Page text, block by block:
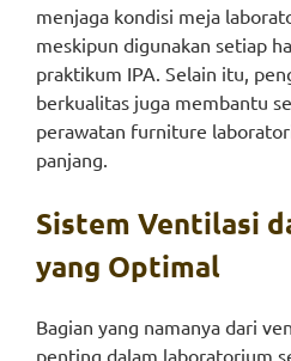
menjaga kondisi meja
meskipun digunakan setiap
praktikum IPA. Selain itu,
berkualitas juga membantu
perawatan furniture
panjang.
Sistem Ventilasi
yang Optimal
Bagian yang namanya dari
penting dalam laboratorium